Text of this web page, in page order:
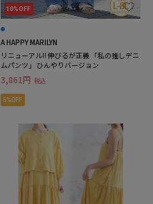
10%OFF
A HAPPY MARILYN
リニューアル!! 伸びるが正義 「私の推しデニ
ムパンツ」 ひんやりバージョン
3,861円 税込
5%OFF